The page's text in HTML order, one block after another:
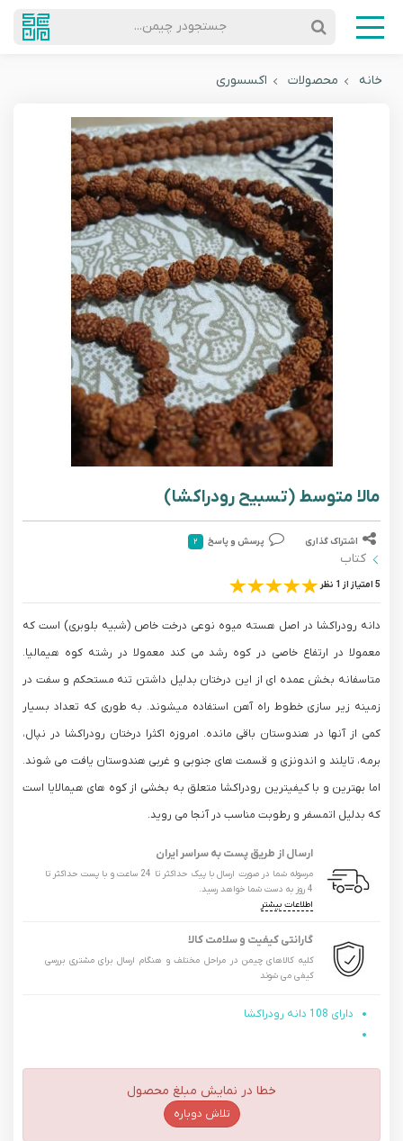
جستجودر چیمن...
خانه محصولات اکسسوری
مالا متوسط (تسبیح رودراکشا)
اشتراک گذاری پرسش و پاسخ ۲
کتاب
5 امتیاز از 1 نظر
دانه رودراکشا در اصل هسته میوه نوعی درخت خاص (شبیه بلوبری) است که
معمولا در ارتفاع خاصی در کوه رشد می کند معمولا در رشته کوه هیمالیا.
متاسفانه بخش عمده ای از این درختان بدلیل داشتن تنه مستحکم و سفت در
زمینه زیر سازی خطوط راه آهن استفاده میشوند. به طوری که تعداد بسیار
کمی از آنها در هندوستان باقی مانده. امروزه اکثرا درختان رودراکشا در نپال،
برمه، تایلند و اندونزی و قسمت های جنوبی و غربی هندوستان یافت می شوند.
اما بهترین و با کیفیترین رودراکشا متعلق به بخشی از کوه های هیمالایا است
که بدلیل اتمسفر و رطوبت مناسب در آنجا می روید.
ارسال از طریق پست به سراسر ایران
مرسوله شما در صورت ارسال با پیک حداکثر تا 24 ساعت و با پست حداکثر تا
4 روز به دست شما خواهد رسید.
اطلاعات بیشتر
گارانتی کیفیت و سلامت کالا
کلیه کالاهای چیمن در مراحل مختلف و هنگام ارسال برای مشتری بررسی
کیفی می شوند
دارای 108 دانه رودراکشا
خطا در نمایش مبلغ محصول
تلاش دوباره